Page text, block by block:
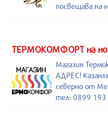
посвещава на
ТЕРМОКОМФОРТ на
Магазин
АДРЕС!
северно от
тел: 0899 193